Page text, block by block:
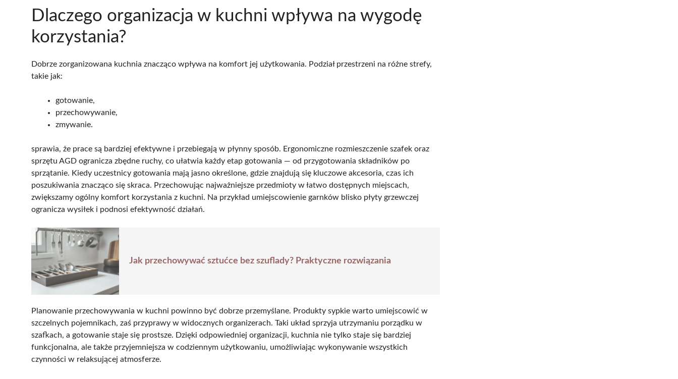
Dlaczego organizacja w kuchni wpływa na wygodę
korzystania?
Dobrze zorganizowana kuchnia znacząco wpływa na komfort jej użytkowania. Podział przestrzeni na różne strefy,
takie jak:
gotowanie,
przechowywanie,
zmywanie.
sprawia, że prace są bardziej efektywne i przebiegają w płynny sposób. Ergonomiczne rozmieszczenie szafek oraz
sprzętu AGD ogranicza zbędne ruchy, co ułatwia każdy etap gotowania — od przygotowania składników po
sprzątanie. Kiedy uczestnicy gotowania mają jasno określone, gdzie znajdują się kluczowe akcesoria, czas ich
poszukiwania znacząco się skraca. Przechowując najważniejsze przedmioty w łatwo dostępnych miejscach,
zwiększamy ogólny komfort korzystania z kuchni. Na przykład umiejscowienie garnków blisko płyty grzewczej
ogranicza wysiłek i podnosi efektywność działań.
Jak przechowywać sztućce bez szuflady? Praktyczne rozwiązania
Planowanie przechowywania w kuchni powinno być dobrze przemyślane. Produkty sypkie warto umiejscowić w
szczelnych pojemnikach, zaś przyprawy w widocznych organizerach. Taki układ sprzyja utrzymaniu porządku w
szafkach, a gotowanie staje się prostsze. Dzięki odpowiedniej organizacji, kuchnia nie tylko staje się bardziej
funkcjonalna, ale także przyjemniejsza w codziennym użytkowaniu, umożliwiając wykonywanie wszystkich
czynności w relaksującej atmosferze.